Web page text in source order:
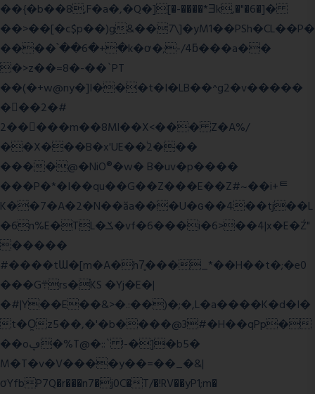
��{�b��8,F�a�,�Q�][�-����*Ǝk,�"�6�]�
��>��[�c$p��)g&��7\]�yM1��PSh�CL��P�
����՝��6�+�k�ơ�;-/4ƃ���a��
�>z��=8�-��`PT
��(�+w@ny�]I���t�I�LB��^g2�v�����
��ٕ�2�#
2�����m��8Ml��X<��� Z�A%/
��X���B�x'UE��֔2���
����@�NiO®�w� B�uv�p����
���P�*�I��qu��G��Z��� E��Z#~��i+ᄐ
K��7�A�2�N��ăa���U�ɢ��4��tj��L
�6n%E�TL�ݎ�vf�6���i�6>��4|x�E�Ź"
�����
#����tƜ�[m�A�h7̥���_*��H��t�;�e0
���G܊rs�֗KS �Yj�E�|
�#|Y��E��&>�.:��)�;�,L�a����K�d�I�
t�O͖z5��,�'�b����@3#�H��qPp�
��oڥ�%T@�::` !-�]�b5�
M�T�v�V����y��=��_�&|
σYfbP7Q�r���n7�j0C�T/�!RV��yP1;m�